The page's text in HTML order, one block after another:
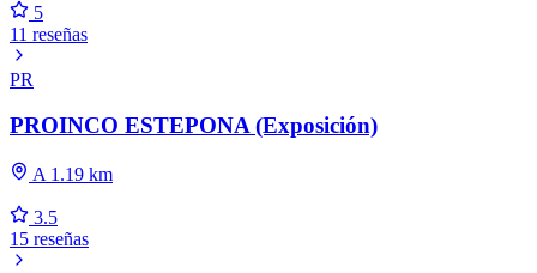
5
11 reseñas
PR
PROINCO ESTEPONA (Exposición)
A 1.19 km
3.5
15 reseñas